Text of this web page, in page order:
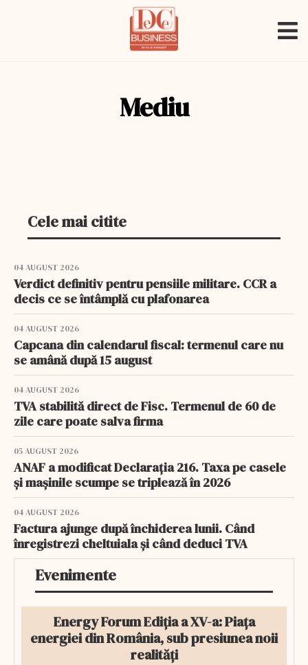
Mediu
Cele mai citite
04 AUGUST 2026
Verdict definitiv pentru pensiile militare. CCR a
decis ce se întâmplă cu plafonarea
04 AUGUST 2026
Capcana din calendarul fiscal: termenul care nu
se amână după 15 august
04 AUGUST 2026
TVA stabilită direct de Fisc. Termenul de 60 de
zile care poate salva firma
05 AUGUST 2026
ANAF a modificat Declarația 216. Taxa pe casele
și mașinile scumpe se triplează în 2026
04 AUGUST 2026
Factura ajunge după închiderea lunii. Când
înregistrezi cheltuiala și când deduci TVA
Evenimente
Energy Forum Ediția a XV-a: Piața
energiei din România, sub presiunea noii
realități